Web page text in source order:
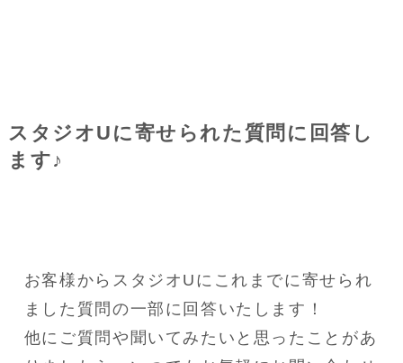
スタジオUに寄せられた質問に回答し
ます♪
お客様からスタジオUにこれまでに寄せられ
ました質問の一部に回答いたします！
他にご質問や聞いてみたいと思ったことがあ